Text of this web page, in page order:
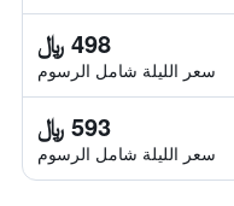
498 ﷼
سعر الليلة شامل الرسوم
593 ﷼
سعر الليلة شامل الرسوم